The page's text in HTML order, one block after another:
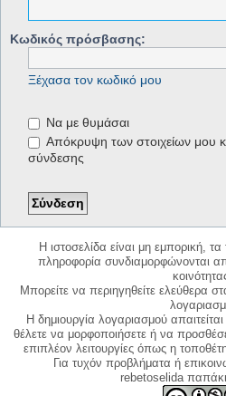
Κωδικός πρόσβασης:
Ξέχασα τον κωδικό μου
Να με θυμάσαι
Απόκρυψη των στοιχείων μου
σύνδεσης
Η ιστοσελίδα είναι μη εμπορική,
πληροφορία συνδιαμορφώνονται
Μπορείτε να περιηγηθείτε ελεύθερα
Η δημιουργία λογαριασμού
θέλετε να μορφοποιήσετε ή να
επιπλέον λειτουργίες όπως η
Για τυχόν προβλήματα ή
rebetoselida